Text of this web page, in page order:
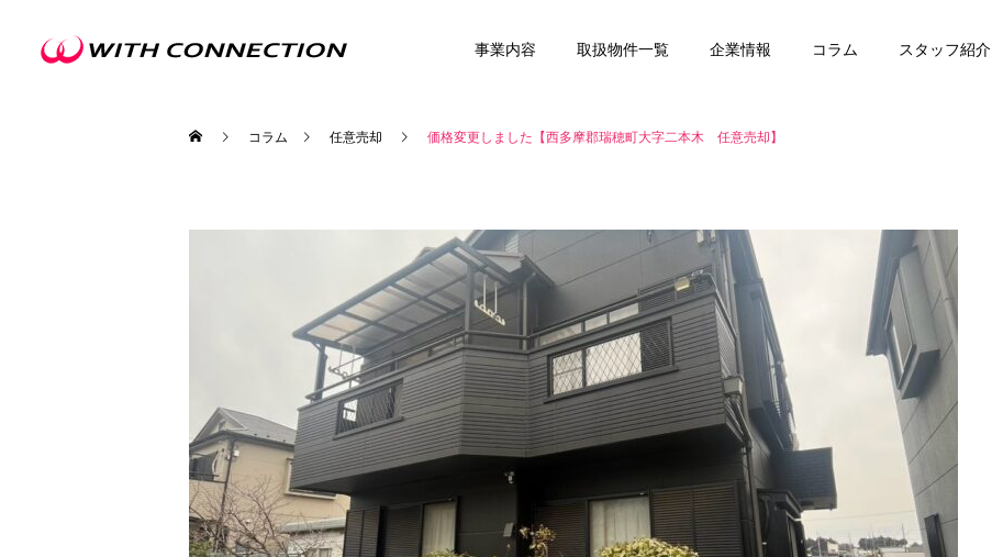
事業内容 取扱物件一覧 企業情報 コラム スタッフ紹介
任意売却 賃貸管理
ウィズの利益還元
コラム 任意売却 価格変更しました【西多摩郡瑞穂町大字二本木 任意売却】